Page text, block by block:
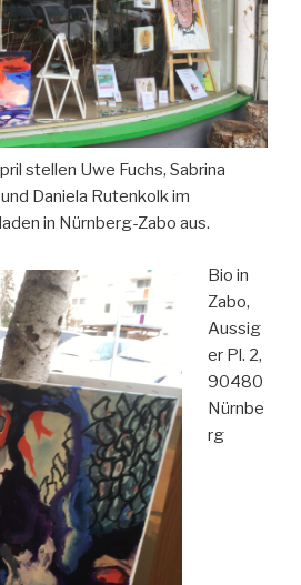
stellen Uwe Fuchs, Sabrina
Daniela Rutenkolk im
in Nürnberg-Zabo aus.
Bio in
Zabo,
Aussig
er Pl. 2,
90480
Nürnbe
rg